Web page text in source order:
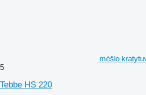
mėšlo
5
Tebbe HS 220